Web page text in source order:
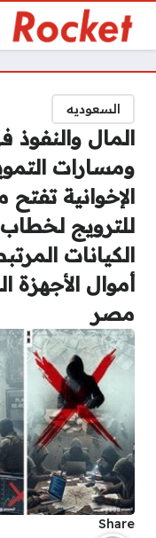
السعوديه
المال والنفوذ
ومسارات
الإخوانية
للترويج لخطاب
الكيانات
أموال
مصر
Share